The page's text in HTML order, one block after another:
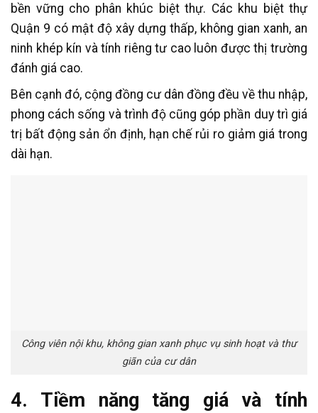
bền vững cho phân khúc biệt thự. Các khu biệt thự
Quận 9 có mật độ xây dựng thấp, không gian xanh, an
ninh khép kín và tính riêng tư cao luôn được thị trường
đánh giá cao.
Bên cạnh đó, cộng đồng cư dân đồng đều về thu nhập,
phong cách sống và trình độ cũng góp phần duy trì giá
trị bất động sản ổn định, hạn chế rủi ro giảm giá trong
dài hạn.
Công viên nội khu, không gian xanh phục vụ sinh hoạt và thư
giãn của cư dân
4. Tiềm năng tăng giá và tính